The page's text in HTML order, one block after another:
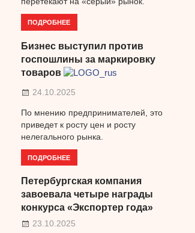
ПОДРОБНЕЕ
Бизнес выступил против
госпошлины за маркировку
товаров
24.10.2025
По мнению предпринимателей, это
приведет к росту цен и росту
нелегального рынка.
ПОДРОБНЕЕ
Петербургская компания
завоевала четыре награды
конкурса «Экспортер года»
23.10.2025